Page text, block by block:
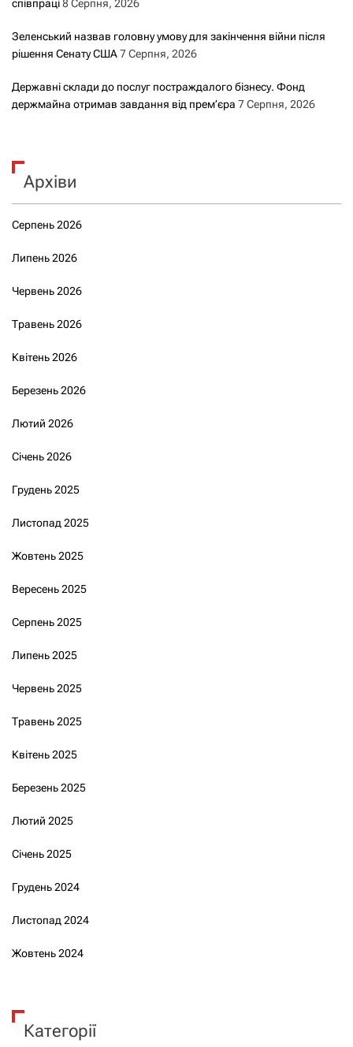
співпраці8 Серпня, 2026
Зеленський назвав головну умову для закінчення війни після
рішення Сенату США7 Серпня, 2026
Державні склади до послуг постраждалого бізнесу. Фонд
держмайна отримав завдання від прем’єра 7 Серпня, 2026
Архіви
Серпень 2026
Липень 2026
Червень 2026
Травень 2026
Квітень 2026
Березень 2026
Лютий 2026
Січень 2026
Грудень 2025
Листопад 2025
Жовтень 2025
Вересень 2025
Серпень 2025
Липень 2025
Червень 2025
Травень 2025
Квітень 2025
Березень 2025
Лютий 2025
Січень 2025
Грудень 2024
Листопад 2024
Жовтень 2024
Категорії